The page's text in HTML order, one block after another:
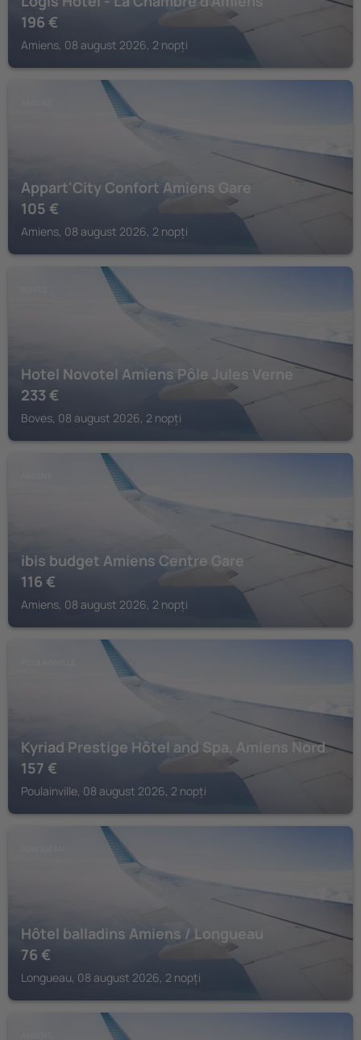
196 €
Amiens, 08 august 2026, 2 nopți
Appart'City Confort Amiens Gare
105 €
Amiens, 08 august 2026, 2 nopți
Hotel Novotel Amiens Pôle Jules Verne
233 €
Boves, 08 august 2026, 2 nopți
ibis budget Amiens Centre Gare
116 €
Amiens, 08 august 2026, 2 nopți
Kyriad Prestige Hôtel and Spa, Amiens Nord
157 €
Poulainville, 08 august 2026, 2 nopți
Hôtel balladins Amiens / Longueau
76 €
Longueau, 08 august 2026, 2 nopți